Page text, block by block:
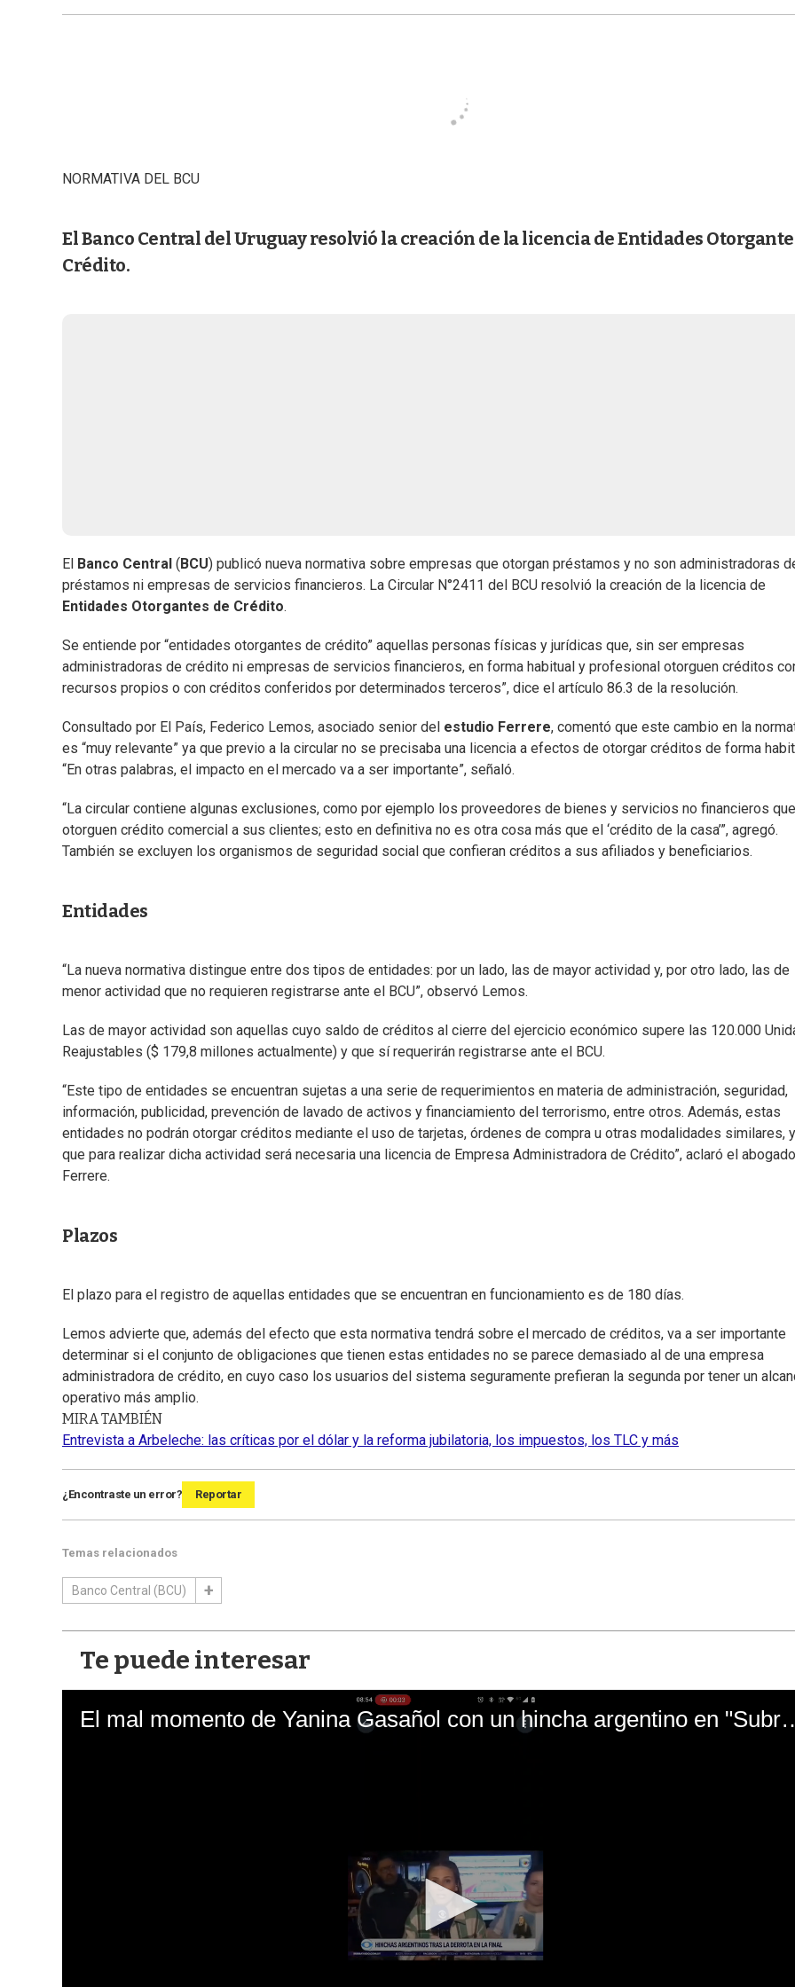
NORMATIVA DEL BCU
El Banco Central del Uruguay resolvió la creación de la licencia de Entidades
Crédito.
El Banco Central ( BCU) publicó nueva normativa sobre empresas que otorgan préstamos y no son administradoras
préstamos ni empresas de servicios financieros. La Circular N°2411 del BCU resolvió la creación de la licencia de
Entidades Otorgantes de Crédito.
Se entiende por “entidades otorgantes de crédito” aquellas personas físicas y jurídicas que, sin ser empresas
administradoras de crédito ni empresas de servicios financieros, en forma habitual y profesional otorguen créditos
recursos propios o con créditos conferidos por determinados terceros”, dice el artículo 86.3 de la resolución.
Consultado por El País, Federico Lemos, asociado senior del estudio Ferrere, comentó que este cambio en la
es “muy relevante” ya que previo a la circular no se precisaba una licencia a efectos de otorgar créditos de forma
“En otras palabras, el impacto en el mercado va a ser importante”, señaló.
“La circular contiene algunas exclusiones, como por ejemplo los proveedores de bienes y servicios no financieros que
otorguen crédito comercial a sus clientes; esto en definitiva no es otra cosa más que el ‘crédito de la casa’”, agregó.
También se excluyen los organismos de seguridad social que confieran créditos a sus afiliados y beneficiarios.
Entidades
“La nueva normativa distingue entre dos tipos de entidades: por un lado, las de mayor actividad y, por otro lado, las de
menor actividad que no requieren registrarse ante el BCU”, observó Lemos.
Las de mayor actividad son aquellas cuyo saldo de créditos al cierre del ejercicio económico supere las 120.000
Reajustables ($ 179,8 millones actualmente) y que sí requerirán registrarse ante el BCU.
“Este tipo de entidades se encuentran sujetas a una serie de requerimientos en materia de administración, seguridad,
información, publicidad, prevención de lavado de activos y financiamiento del terrorismo, entre otros. Además, estas
entidades no podrán otorgar créditos mediante el uso de tarjetas, órdenes de compra u otras modalidades similares,
que para realizar dicha actividad será necesaria una licencia de Empresa Administradora de Crédito”, aclaró el
Ferrere.
Plazos
El plazo para el registro de aquellas entidades que se encuentran en funcionamiento es de 180 días.
Lemos advierte que, además del efecto que esta normativa tendrá sobre el mercado de créditos, va a ser importante
determinar si el conjunto de obligaciones que tienen estas entidades no se parece demasiado al de una empresa
administradora de crédito, en cuyo caso los usuarios del sistema seguramente prefieran la segunda por tener un
operativo más amplio.
MIRA TAMBIÉN
Entrevista a Arbeleche: las críticas por el dólar y la reforma jubilatoria, los impuestos, los TLC y más
¿Encontraste un error? Reportar
Temas relacionados
Banco Central (BCU)
Te puede interesar
El mal momento de